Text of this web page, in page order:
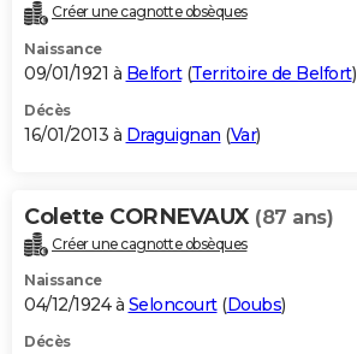
Créer une cagnotte obsèques
Naissance
09/01/1921 à Belfort(Territoire de Belfort)
Décès
16/01/2013 à Draguignan (Var)
Colette CORNEVAUX (87 ans)
Créer une cagnotte obsèques
Naissance
04/12/1924 à Seloncourt(Doubs)
Décès